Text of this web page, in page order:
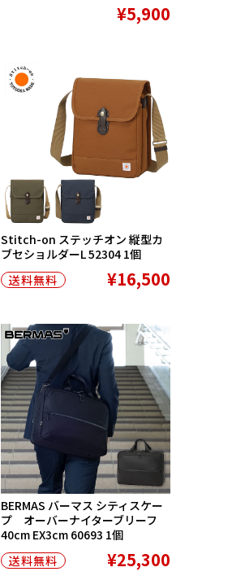
¥5,900
Stitch-on ステッチオン 縦型カ
ブセショルダーL 52304 1個
送料無料
¥16,500
BERMAS バーマス シティスケー
プ オーバーナイターブリーフ
40cm EX3cm 60693 1個
送料無料
¥25,300